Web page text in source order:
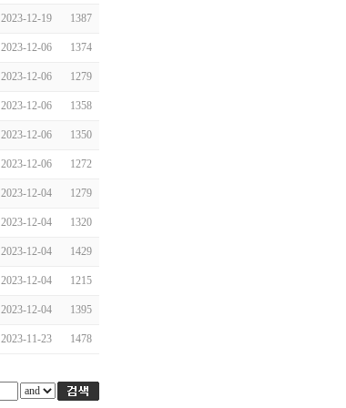
2023-12-19 1387
2023-12-06 1374
2023-12-06 1279
2023-12-06 1358
2023-12-06 1350
2023-12-06 1272
2023-12-04 1279
2023-12-04 1320
2023-12-04 1429
2023-12-04 1215
2023-12-04 1395
2023-11-23 1478